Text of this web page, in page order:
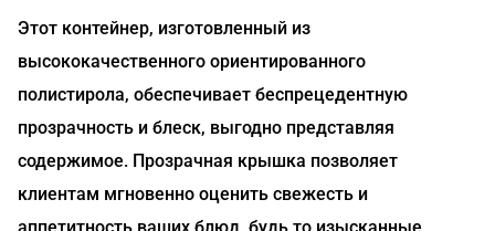
Этот контейнер, изготовленный из
высококачественного ориентированного
полистирола, обеспечивает беспрецедентную
прозрачность и блеск, выгодно представляя
содержимое. Прозрачная крышка позволяет
клиентам мгновенно оценить свежесть и